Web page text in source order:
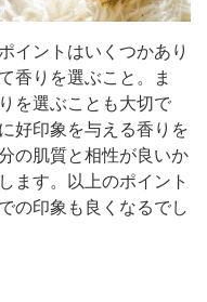
イントはいくつかあり
香りを選ぶこと。ま
を選ぶことも大切で
好印象を与える香りを
の肌質と相性が良いか
ます。以上のポイント
の印象も良くなるでし